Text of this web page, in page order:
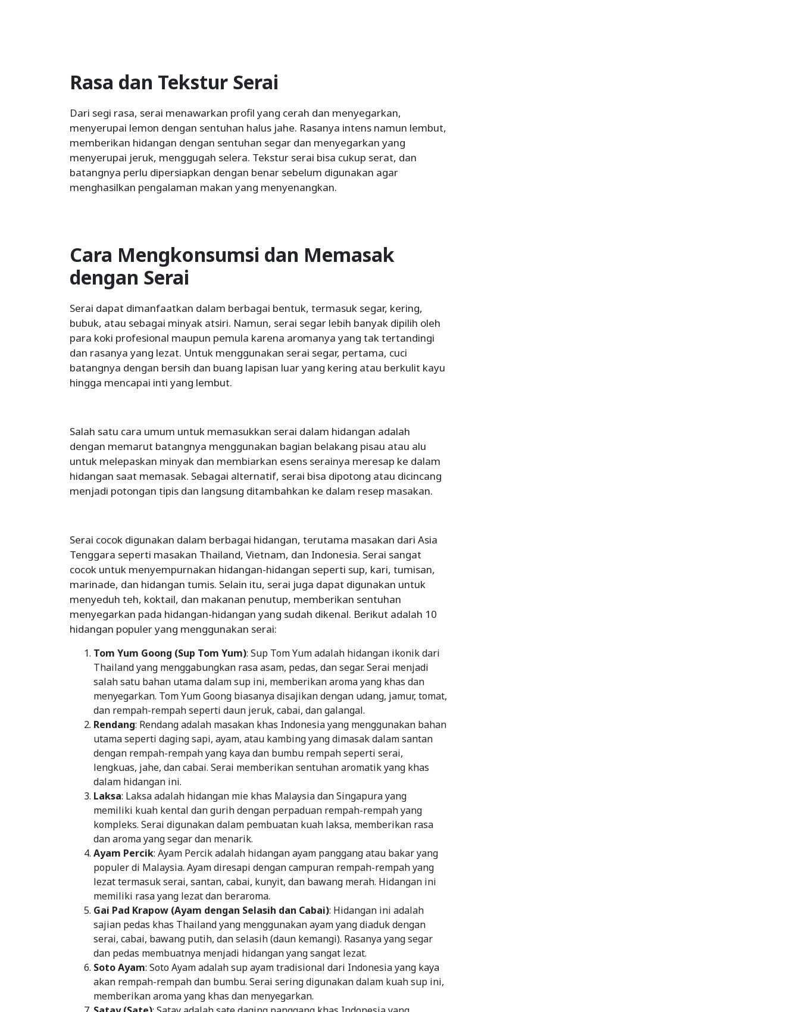
Rasa dan Tekstur Serai
Dari segi rasa, serai menawarkan profil yang cerah dan menyegarkan,
menyerupai lemon dengan sentuhan halus jahe. Rasanya intens namun lembut,
memberikan hidangan dengan sentuhan segar dan menyegarkan yang
menyerupai jeruk, menggugah selera. Tekstur serai bisa cukup serat, dan
batangnya perlu dipersiapkan dengan benar sebelum digunakan agar
menghasilkan pengalaman makan yang menyenangkan.
Cara Mengkonsumsi dan Memasak
dengan Serai
Serai dapat dimanfaatkan dalam berbagai bentuk, termasuk segar, kering,
bubuk, atau sebagai minyak atsiri. Namun, serai segar lebih banyak dipilih oleh
para koki profesional maupun pemula karena aromanya yang tak tertandingi
dan rasanya yang lezat. Untuk menggunakan serai segar, pertama, cuci
batangnya dengan bersih dan buang lapisan luar yang kering atau berkulit kayu
hingga mencapai inti yang lembut.
Salah satu cara umum untuk memasukkan serai dalam hidangan adalah
dengan memarut batangnya menggunakan bagian belakang pisau atau alu
untuk melepaskan minyak dan membiarkan esens serainya meresap ke dalam
hidangan saat memasak. Sebagai alternatif, serai bisa dipotong atau dicincang
menjadi potongan tipis dan langsung ditambahkan ke dalam resep masakan.
Serai cocok digunakan dalam berbagai hidangan, terutama masakan dari Asia
Tenggara seperti masakan Thailand, Vietnam, dan Indonesia. Serai sangat
cocok untuk menyempurnakan hidangan-hidangan seperti sup, kari, tumisan,
marinade, dan hidangan tumis. Selain itu, serai juga dapat digunakan untuk
menyeduh teh, koktail, dan makanan penutup, memberikan sentuhan
menyegarkan pada hidangan-hidangan yang sudah dikenal. Berikut adalah 10
hidangan populer yang menggunakan serai:
Tom Yum Goong (Sup Tom Yum): Sup Tom Yum adalah hidangan ikonik dari
Thailand yang menggabungkan rasa asam, pedas, dan segar. Serai menjadi
salah satu bahan utama dalam sup ini, memberikan aroma yang khas dan
menyegarkan. Tom Yum Goong biasanya disajikan dengan udang, jamur, tomat,
dan rempah-rempah seperti daun jeruk, cabai, dan galangal.
Rendang: Rendang adalah masakan khas Indonesia yang menggunakan bahan
utama seperti daging sapi, ayam, atau kambing yang dimasak dalam santan
dengan rempah-rempah yang kaya dan bumbu rempah seperti serai,
lengkuas, jahe, dan cabai. Serai memberikan sentuhan aromatik yang khas
dalam hidangan ini.
Laksa: Laksa adalah hidangan mie khas Malaysia dan Singapura yang
memiliki kuah kental dan gurih dengan perpaduan rempah-rempah yang
kompleks. Serai digunakan dalam pembuatan kuah laksa, memberikan rasa
dan aroma yang segar dan menarik.
Ayam Percik: Ayam Percik adalah hidangan ayam panggang atau bakar yang
populer di Malaysia. Ayam diresapi dengan campuran rempah-rempah yang
lezat termasuk serai, santan, cabai, kunyit, dan bawang merah. Hidangan ini
memiliki rasa yang lezat dan beraroma.
Gai Pad Krapow (Ayam dengan Selasih dan Cabai): Hidangan ini adalah
sajian pedas khas Thailand yang menggunakan ayam yang diaduk dengan
serai, cabai, bawang putih, dan selasih (daun kemangi). Rasanya yang segar
dan pedas membuatnya menjadi hidangan yang sangat lezat.
Soto Ayam: Soto Ayam adalah sup ayam tradisional dari Indonesia yang kaya
akan rempah-rempah dan bumbu. Serai sering digunakan dalam kuah sup ini,
memberikan aroma yang khas dan menyegarkan.